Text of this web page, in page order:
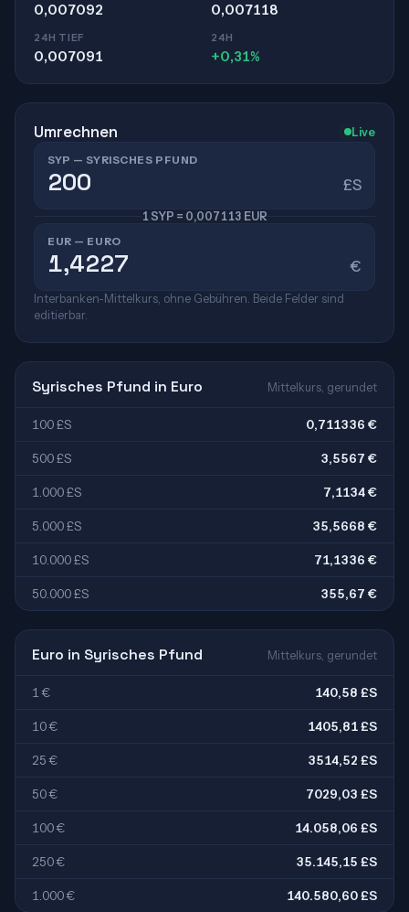
0,007092 0,007118
24H TIEF
0,007091
24H
+0,31%
Umrechnen Live
SYP — SYRISCHES PFUND
£S
1 SYP = 0,007113 EUR
EUR — EURO
€
Interbanken-Mittelkurs, ohne Gebühren. Beide Felder sind
editierbar.
Syrisches Pfund in Euro Mittelkurs, gerundet
100 £S 0,711336 €
500 £S 3,5567 €
1.000 £S 7,1134 €
5.000 £S 35,5668 €
10.000 £S 71,1336 €
50.000 £S 355,67 €
Euro in Syrisches Pfund Mittelkurs, gerundet
1 € 140,58 £S
10 € 1405,81 £S
25 € 3514,52 £S
50 € 7029,03 £S
100 € 14.058,06 £S
250 € 35.145,15 £S
1.000 € 140.580,60 £S